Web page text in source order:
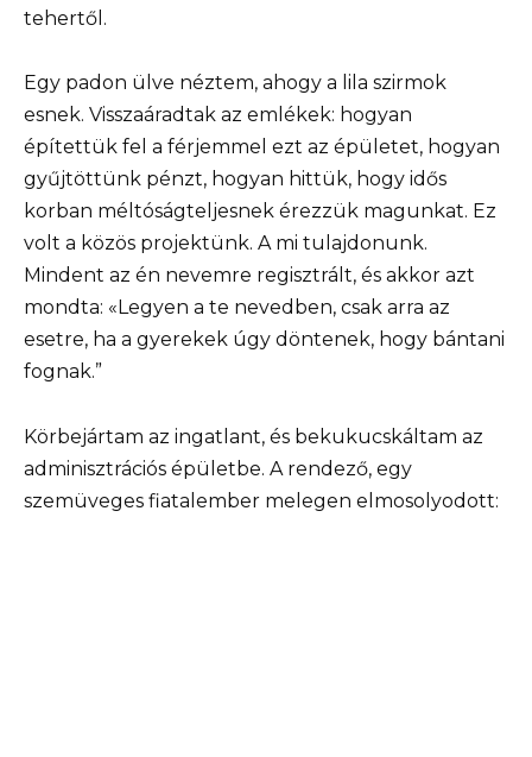
tehertől.
Egy padon ülve néztem, ahogy a lila szirmok
esnek. Visszaáradtak az emlékek: hogyan
építettük fel a férjemmel ezt az épületet, hogyan
gyűjtöttünk pénzt, hogyan hittük, hogy idős
korban méltóságteljesnek érezzük magunkat. Ez
volt a közös projektünk. A mi tulajdonunk.
Mindent az én nevemre regisztrált, és akkor azt
mondta: «Legyen a te nevedben, csak arra az
esetre, ha a gyerekek úgy döntenek, hogy bántani
fognak.”
Körbejártam az ingatlant, és bekukucskáltam az
adminisztrációs épületbe. A rendező, egy
szemüveges fiatalember melegen elmosolyodott: